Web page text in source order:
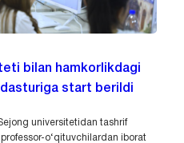
bilan hamkorlikdagi
start berildi
universitetidan tashrif
o‘qituvchilardan iborat